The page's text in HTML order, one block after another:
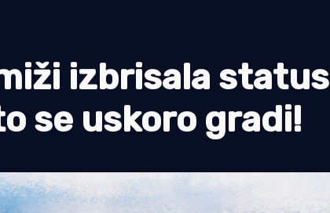
izbrisala status
se uskoro gradi!